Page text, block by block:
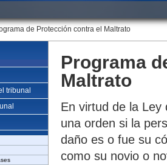
de Protección contra el Maltrato
tribunal
Programa
Maltrato
En virtud de la Ley
una orden si la
daño es o fue su
como su novio o